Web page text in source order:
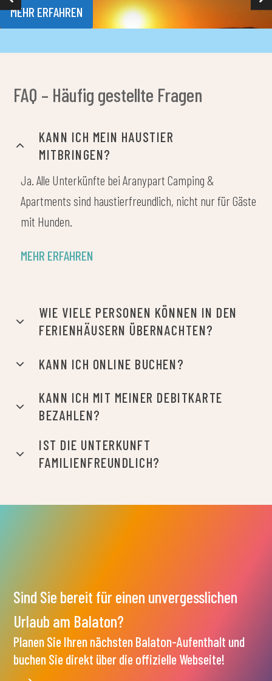
MEHR ERFAHREN
FAQ – Häufig gestellte Fragen
KANN ICH MEIN HAUSTIER
MITBRINGEN?
Ja. Alle Unterkünfte bei Aranypart Camping &
Apartments sind haustierfreundlich, nicht nur für Gäste
mit Hunden.
MEHR ERFAHREN
WIE VIELE PERSONEN KÖNNEN IN DEN
FERIENHÄUSERN ÜBERNACHTEN?
KANN ICH ONLINE BUCHEN?
KANN ICH MIT MEINER DEBITKARTE
BEZAHLEN?
IST DIE UNTERKUNFT
FAMILIENFREUNDLICH?
Sind Sie bereit für einen unvergesslichen
Urlaub am Balaton?
Planen Sie Ihren nächsten Balaton-Aufenthalt und
buchen Sie direkt über die offizielle Webseite!